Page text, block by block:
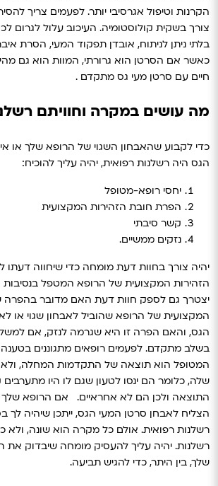
הקרנות וטיפול אגרסיבי יותר. לפעמים צריך
צורך בשקית קולוסטומיה. העיכוב עלול לגרום
בלתי ניתן לניתוח, אובדן תפקוד המעי, הסרת
כאשר אם הסרטן הוא גרורתי, המוות הוא גם
חיים עם סרטן מעי גס מתקדם .
מה עושים במקרה וחוויתם
כדי לקבוע שהאבחון השגוי של הרופא שלך או
הגס היה רשלנות רפואית, יהיה עליך להוכיח:
יחסי רופא-מטופל
הפרת חובת הזהירות המקצועית
קשר סיבתי
נזקים ממשיים.
יהיה צורך בחוות דעת מומחה כדי שיחווה דעתו
הזהירות המקצועית של הרופא המטפל
יצטרך גם לספק חוות דעת האם מדובר בהפרה
המקצועית של הרופא שהוביל לאבחון שגוי או
הגס, והאם הפרה זו היא שגרמה לנזק, אם
בשלב מתקדם. לפעמים רופאים מתגוננים
המטופל הוא תוצאה של התקדמות המחלה,
שלה, כלומר הם ינסו לטעון שגם לו היו
התוצאה ולכן הם לא אחראיים.
אם הרופא
הצליח לאבחן סרטן המעי הגס, ייתכן שיהיה לך
רשלנות רפואית. אולם כל מקרה הוא שונה, ולא
רשלנות. יהיה עליך להעסיק מומחה שיבדוק את
שלך, בין היתר, כדי להגיש תביעה.